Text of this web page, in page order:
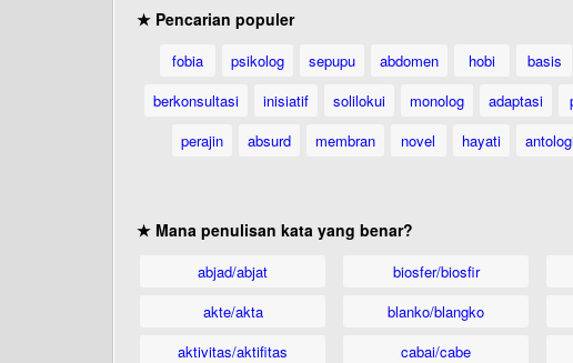
★ Pencarian populer
fobia psikolog sepupu abdomen hobi basis
berkonsultasi
inisiatif solilokui monolog adaptasi
perajin
absurd membran novel hayati
★ Mana penulisan kata yang benar?
abjad/abjat
akte/akta
aktivitas/aktifitas
biosfer/biosfir
blanko/blangko
cabai/cabe